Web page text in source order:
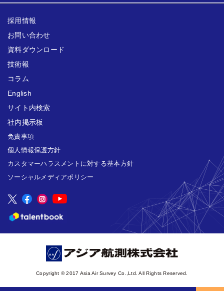
採用情報
お問い合わせ
資料ダウンロード
技術報
コラム
English
サイト内検索
社内掲示板
免責事項
個人情報保護方針
カスタマーハラスメントに対する基本方針
ソーシャルメディアポリシー
Copyright © 2017 Asia Air Survey Co.,Ltd. All Rights Reserved.